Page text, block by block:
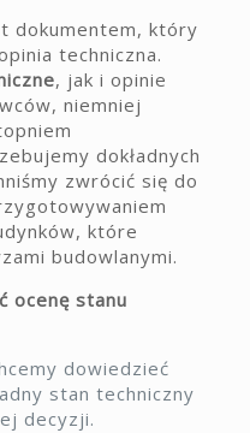
dokumentem, który
techniczna.
, jak i opinie
niemniej
dokładnych
zwrócić się do
które
budowlanymi.
ocenę stanu
dowiedzieć
stan techniczny
decyzji.